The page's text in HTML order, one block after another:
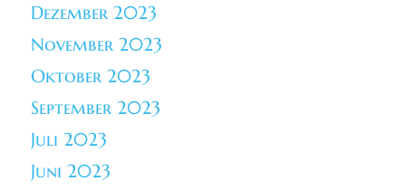
Dezember 2023
November 2023
Oktober 2023
September 2023
Juli 2023
Juni 2023